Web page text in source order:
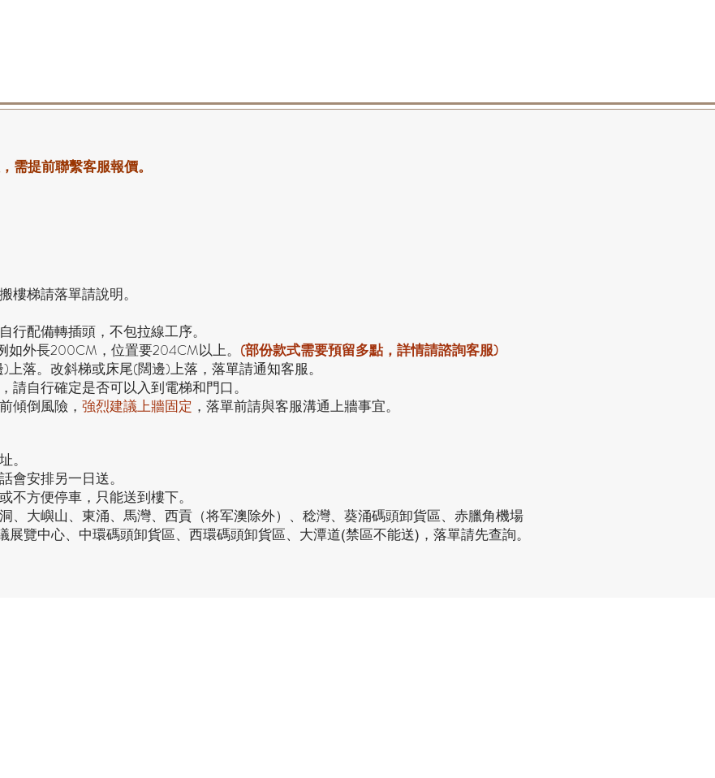
需提前聯繫客服報價。
樓梯請落單請說明。
行配備轉插頭，不包拉線工序。
外長200CM，位置要204CM以上。 (部份款式需要預留多點，詳情請諮詢客服)
落。改斜梯或床尾(闊邊)上落，落單請通知客服。
請自行確定是否可以入到電梯和門口。
傾倒風險， 強烈建議上牆固定 ，落單前請與客服溝通上牆事宜。
。
會安排另一日送。
不方便停車，只能送到樓下。
、大嶼山、東涌、馬灣、西貢（将军澳除外）、稔灣、葵涌碼頭卸貨區、赤臘角機場
展覽中心、中環碼頭卸貨區、西環碼頭卸貨區、大潭道(禁區不能送)，落單請先查詢。